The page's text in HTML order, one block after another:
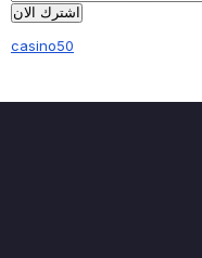
اشترك الان
casino50